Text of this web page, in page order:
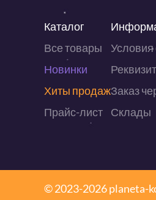
Каталог
Все товары
Новинки
Хиты продаж
Прайс-лист
Условия
Заказ
Склады
© 2023-2026 planeta-